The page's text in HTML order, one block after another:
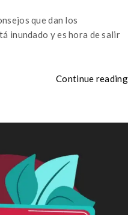
que dan los
inundado y es hora de salir
Continue reading